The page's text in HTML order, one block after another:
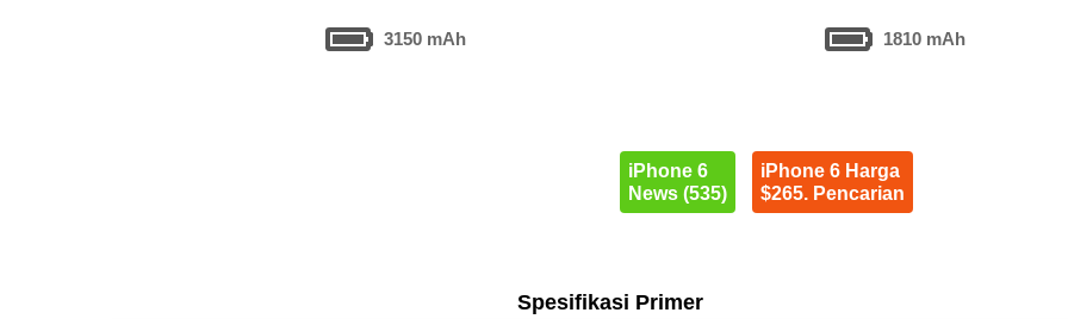
3150 mAh 1810 mAh
iPhone 6
News (535)
iPhone 6 Harga
$265. Pencarian
Spesifikasi Primer